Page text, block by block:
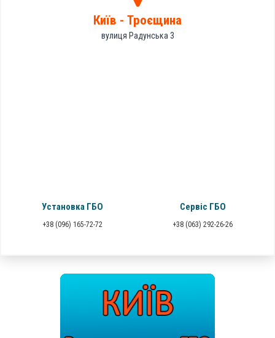
Київ - Троєщина
вулиця Радунська 3
Установка ГБО
+38 (096) 165-72-72
Сервіс ГБО
+38 (063) 292-26-26